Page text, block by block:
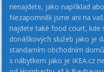
nenajdete, jako například
Nezapomněli jsme ani na
najdete také food court, kde
donáškových služeb jako je
standarním obchodním
s nábytkem jako je IKEA.cz